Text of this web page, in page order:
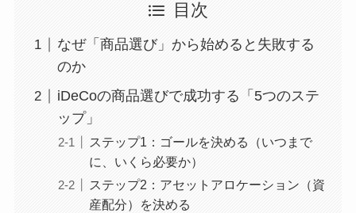
目次
なぜ「商品選び」から始めると失敗する
のか
iDeCoの商品選びで成功する「5つのステ
ップ」
ステップ1：ゴールを決める（いつまで
に、いくら必要か）
ステップ2：アセットアロケーション（資
産配分）を決める